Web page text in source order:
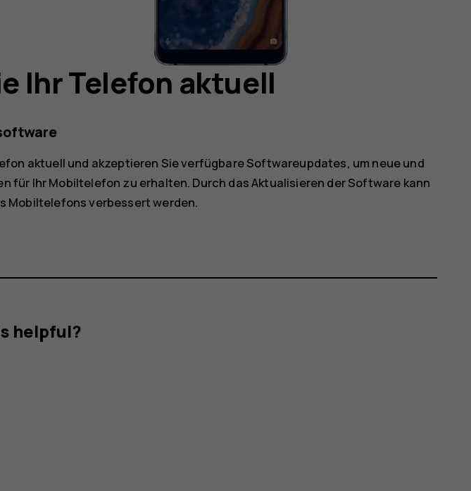
Ihr Telefon aktuell
aktuell und akzeptieren Sie verfügbare Softwareupdates, um neue und
für Ihr Mobiltelefon zu erhalten. Durch das Aktualisieren der Software kann
Mobiltelefons verbessert werden.
helpful?